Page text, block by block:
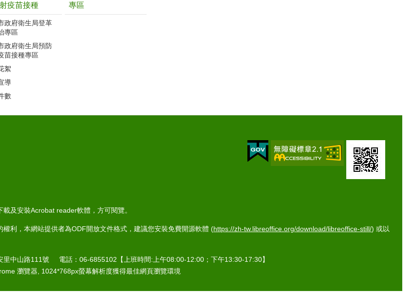
疫苗接種
政府衛生局登革
專區
政府衛生局預防
苗接種專區
絮
導
數
專區
及安裝Acrobat reader軟體，方可閱覽。
權利，本網站提供者為ODF開放文件格式，建議您安裝免費開源軟體 (https://zh-tw.libreoffice.org/download/libreoffice-still/) 或以
里中山路111號 電話：06-6855102【上班時間:上午08:00-12:00；下午13:30-17:30】
瀏覽器, 1024*768px螢幕解析度獲得最佳網頁瀏覽環境